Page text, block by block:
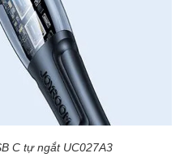
C tự ngắt UC027A3